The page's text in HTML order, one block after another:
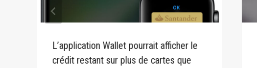
L’application Wallet pourrait afficher le
crédit restant sur plus de cartes que